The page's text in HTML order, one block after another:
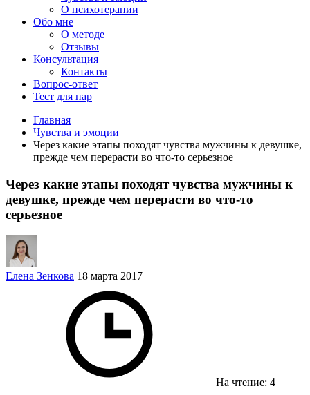
О психотерапии
Обо мне
О методе
Отзывы
Консультация
Контакты
Вопрос-ответ
Тест для пар
Главная
Чувства и эмоции
Через какие этапы походят чувства мужчины к девушке,
прежде чем перерасти во что-то серьезное
Через какие этапы походят чувства мужчины к
девушке, прежде чем перерасти во что-то
серьезное
Елена Зенкова 18 марта 2017
На чтение: 4